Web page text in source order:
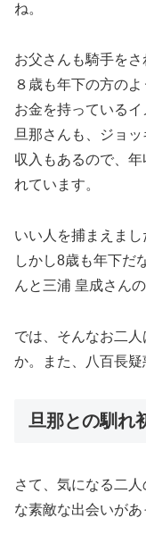
ね。
お父さんも騎手を
８歳も年下の方の
お金を持っている
旦那さんも、ジョ
収入もあるので、
れています。
いい人を捕まえま
しかし8歳も年下だ
んと三浦 皇成さん
では、そんなお二
か。また、八百長疑
旦那との馴れ
さて、気になる二
な素敵な出会いがあ